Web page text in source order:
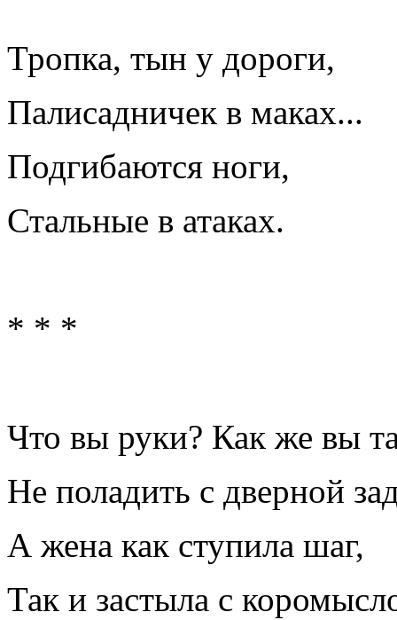
Тропка, тын у дороги,
Палисадничек в маках...
Подгибаются ноги,
Стальные в атаках.
* * *
Что вы руки? Как же вы
Не поладить с дверной
А жена как ступила шаг,
Так и застыла с